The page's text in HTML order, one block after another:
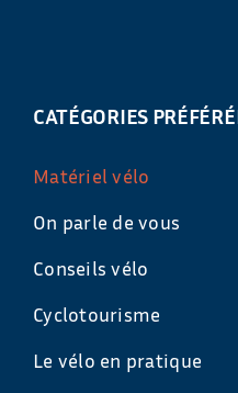
CATÉGORIES
Matériel vélo
On parle de vous
Conseils vélo
Cyclotourisme
Le vélo en pratique